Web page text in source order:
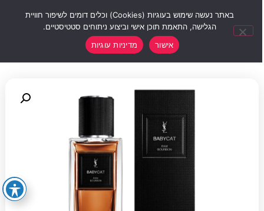
באתר נעשה שימוש בעוגיות (Cookies) וכלים דומים לשיפור חוויית
הגלישה, התאמת תוכן אישי וביצוע ניתוחים סטטיסטיים.
אישור
מדיניות עוגיות